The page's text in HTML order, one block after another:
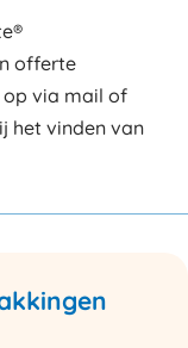
offerte
op via mail of
het vinden van